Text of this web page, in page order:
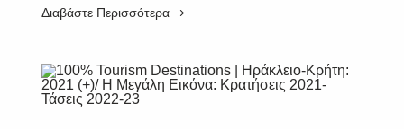
Διαβάστε Περισσότερα